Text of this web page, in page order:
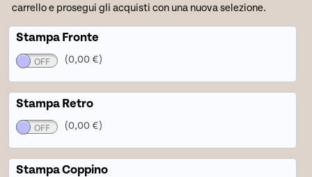
carrello e prosegui gli acquisti con una nuova selezione.
Stampa Fronte
(0,00 €)
Stampa Retro
(0,00 €)
Stampa Coppino